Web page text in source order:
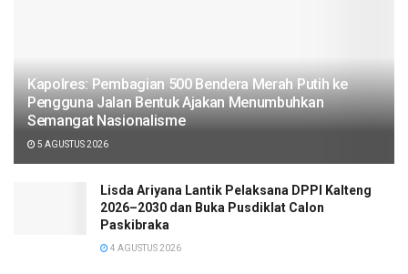
Kapolres: Pembagian 500 Bendera Merah Putih ke
Pengguna Jalan Bentuk Ajakan Menumbuhkan
Semangat Nasionalisme
5 AGUSTUS 2026
Lisda Ariyana Lantik Pelaksana DPPI Kalteng
2026–2030 dan Buka Pusdiklat Calon
Paskibraka
4 AGUSTUS 2026